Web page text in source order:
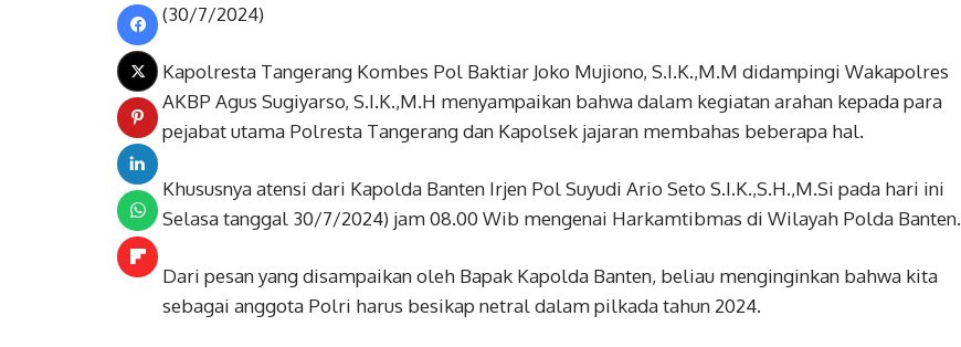
(30/7/2024)
Kapolresta Tangerang Kombes Pol Baktiar Joko Mujiono, S.I.K.,M.M didampingi Wakapolres
AKBP Agus Sugiyarso, S.I.K.,M.H menyampaikan bahwa dalam kegiatan arahan kepada para
pejabat utama Polresta Tangerang dan Kapolsek jajaran membahas beberapa hal.
Khususnya atensi dari Kapolda Banten Irjen Pol Suyudi Ario Seto S.I.K.,S.H.,M.Si pada hari ini
Selasa tanggal 30/7/2024) jam 08.00 Wib mengenai Harkamtibmas di Wilayah Polda Banten.
Dari pesan yang disampaikan oleh Bapak Kapolda Banten, beliau menginginkan bahwa kita
sebagai anggota Polri harus besikap netral dalam pilkada tahun 2024.